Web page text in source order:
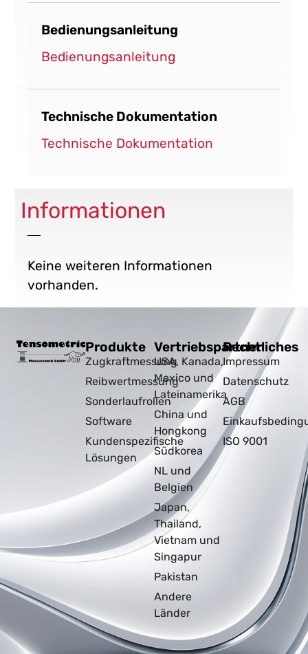
Bedienungsanleitung
Bedienungsanleitung
Technische Dokumentation
Technische Dokumentation
Informationen
Keine weiteren Informationen
vorhanden.
Produkte
Zugkraftmessung
Reibwertmessung
Sonderlaufrollen
Software
Kundenspezifische
Lösungen
Vertriebspartner
USA, Kanada,
Mexico und
Lateinamerika
China und
Hongkong
Südkorea
NL und
Belgien
Japan,
Thailand,
Vietnam und
Singapur
Pakistan
Andere
Länder
Rechtliches
Impressum
Datenschutz
AGB
ISO 9001